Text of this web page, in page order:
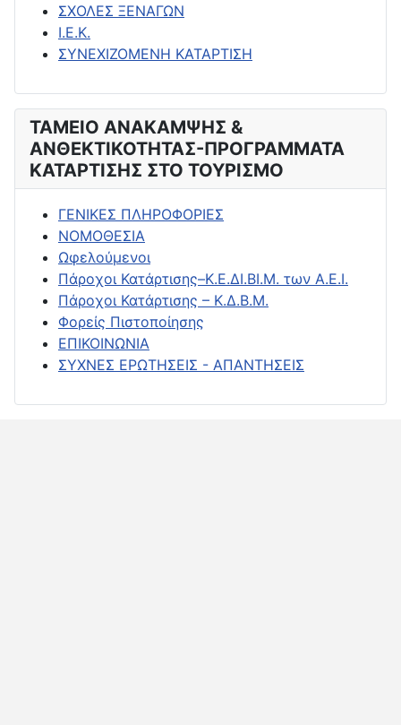
ΣΧΟΛΕΣ ΞΕΝΑΓΩΝ
Ι.Ε.Κ.
ΣΥΝΕΧΙΖΟΜΕΝΗ ΚΑΤΑΡΤΙΣΗ
ΤΑΜΕΙΟ ΑΝΑΚΑΜΨΗΣ &
ΑΝΘΕΚΤΙΚΟΤΗΤΑΣ-ΠΡΟΓΡΑΜΜΑΤΑ
ΚΑΤΑΡΤΙΣΗΣ ΣΤΟ ΤΟΥΡΙΣΜΟ
ΓΕΝΙΚΕΣ ΠΛΗΡΟΦΟΡΙΕΣ
ΝΟΜΟΘΕΣΙΑ
Ωφελούμενοι
Πάροχοι Κατάρτισης–Κ.Ε.ΔΙ.ΒΙ.Μ. των Α.Ε.Ι.
Πάροχοι Κατάρτισης – Κ.Δ.Β.Μ.
Φορείς Πιστοποίησης
ΕΠΙΚΟΙΝΩΝΙΑ
ΣΥΧΝΕΣ ΕΡΩΤΗΣΕΙΣ - ΑΠΑΝΤΗΣΕΙΣ